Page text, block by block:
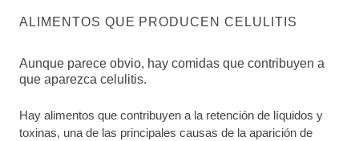
ALIMENTOS QUE PRODUCEN CELULITIS
Aunque parece obvio, hay comidas que contribuyen a
que aparezca celulitis.
Hay alimentos que contribuyen a la retención de líquidos y
toxinas, una de las principales causas de la aparición de